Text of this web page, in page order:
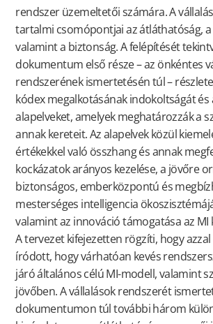
rendszer üzemeltetői számára. A
tartalmi csomópontjai az átláthatóság,
valamint a biztonság. A felépítését
dokumentum első része – az önkéntes
rendszerének ismertetésén túl –
kódex megalkotásának indokoltságát és
alapelveket, amelyek meghatározzák a
annak kereteit. Az alapelvek közül
értékekkel való összhang és annak
kockázatok arányos kezelése, a jövőre
biztonságos, emberközpontú és
mesterséges intelligencia
valamint az innováció támogatása az
A tervezet kifejezetten rögzíti, hogy
íródott, hogy várhatóan kevés
járó általános célú MI-modell, valamint
jövőben. A vállalások rendszerét
dokumentumon túl további három